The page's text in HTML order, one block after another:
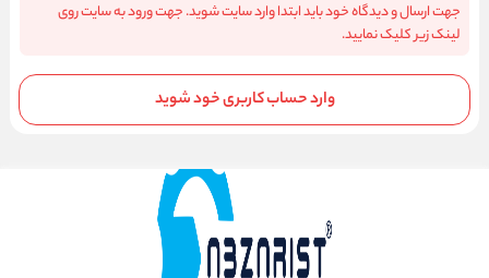
جهت ارسال و دیدگاه خود باید ابتدا وارد سایت شوید. جهت ورود به سایت روی
لینک زیر کلیک نمایید.
وارد حساب کاربری خود شوید